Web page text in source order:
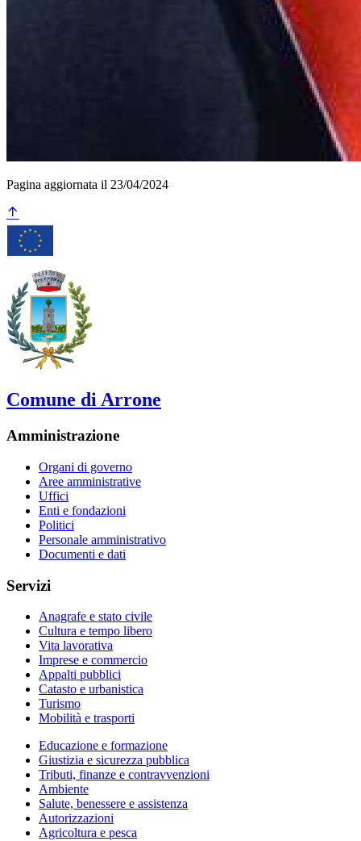
Pagina aggiornata il 23/04/2024
Comune di Arrone
Amministrazione
Organi di governo
Aree amministrative
Uffici
Enti e fondazioni
Politici
Personale amministrativo
Documenti e dati
Servizi
Anagrafe e stato civile
Cultura e tempo libero
Vita lavorativa
Imprese e commercio
Appalti pubblici
Catasto e urbanistica
Turismo
Mobilità e trasporti
Educazione e formazione
Giustizia e sicurezza pubblica
Tributi, finanze e contravvenzioni
Ambiente
Salute, benessere e assistenza
Autorizzazioni
Agricoltura e pesca